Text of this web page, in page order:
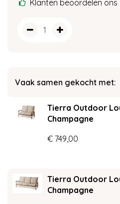
Klanten beoordelen ons
Vaak samen gekocht met:
Tierra Outdoor
Champagne
€ 749 00
Tierra Outdoor
Champagne